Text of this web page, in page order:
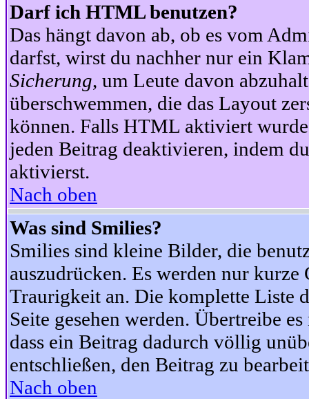
Darf ich HTML benutzen?
Das hängt davon ab, ob es vom
darfst, wirst du nachher nur ein
Sicherung, um Leute davon
überschwemmen, die das Layout
können. Falls HTML aktiviert
jeden Beitrag deaktivieren, indem
aktivierst.
Nach oben
Was sind Smilies?
Smilies sind kleine Bilder, die
auszudrücken. Es werden nur
Traurigkeit an. Die komplette Liste
Seite gesehen werden. Übertreibe
dass ein Beitrag dadurch völlig
entschließen, den Beitrag zu
Nach oben